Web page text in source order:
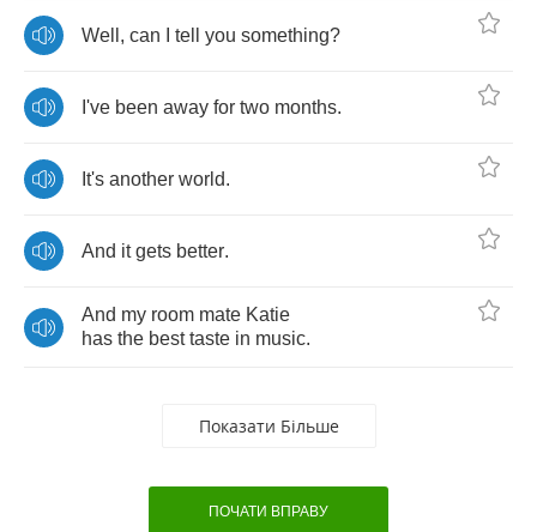
Well , can tell you something?
I've been away for two months.
It's another world.
And it gets better.
And my room mate Katie
has the best taste in music.
Показати Більше
ПОЧАТИ ВПРАВУ